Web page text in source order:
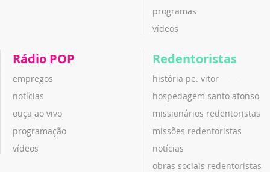
programas
vídeos
Rádio POP
empregos
notícias
ouça ao vivo
programação
vídeos
Redentoristas
história pe. vitor
hospedagem santo afonso
missionários redentoristas
missões redentoristas
notícias
obras sociais redentoristas